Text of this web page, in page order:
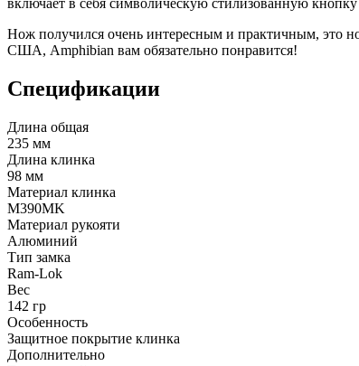
Нож получился очень интересным и практичным, это
США, Amphibian вам обязательно понравится!
Спецификации
Длина общая
235 мм
Длина клинка
98 мм
Материал клинка
M390MK
Материал рукояти
Алюминий
Тип замка
Ram-Lok
Вес
142 гр
Особенность
Защитное покрытие клинка
Дополнительно